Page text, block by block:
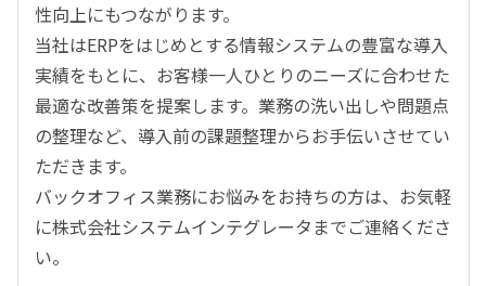
性向上にもつながります。
当社はERPをはじめとする情報システムの豊富な導入
実績をもとに、お客様一人ひとりのニーズに合わせた
最適な改善策を提案します。業務の洗い出しや問題点
の整理など、導入前の課題整理からお手伝いさせてい
ただきます。
バックオフィス業務にお悩みをお持ちの方は、お気軽
に株式会社システムインテグレータまでご連絡くださ
い。